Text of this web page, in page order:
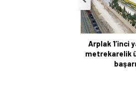
Arplak 1’inci
metrekarelik